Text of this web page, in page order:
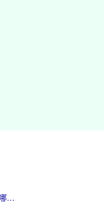
MalusVPN好用吗？和uuVPN哪个好？海外党无缝访问国内资源的真实对比与选择指南